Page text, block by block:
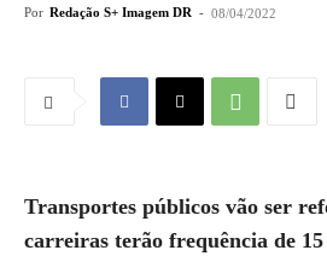
Por Redação S+ Imagem DR - 08/04/2022
Transportes públicos vão ser
carreiras terão frequência de